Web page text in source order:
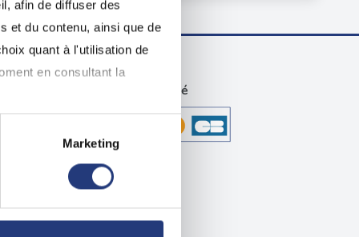
afin de diffuser des
et du contenu, ainsi que de
quant à l'utilisation de
en consultant la
mètres près
(empreintes
Marketing
Paiement sécurisé